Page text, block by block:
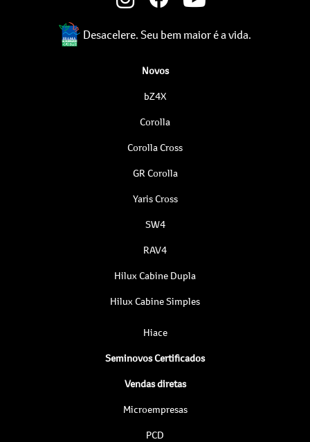
Desacelere. Seu bem maior é a vida.
Novos
bZ4X
Corolla
Corolla Cross
GR Corolla
Yaris Cross
SW4
RAV4
Hilux Cabine Dupla
Hilux Cabine Simples
Hiace
Seminovos Certificados
Vendas diretas
Microempresas
PCD